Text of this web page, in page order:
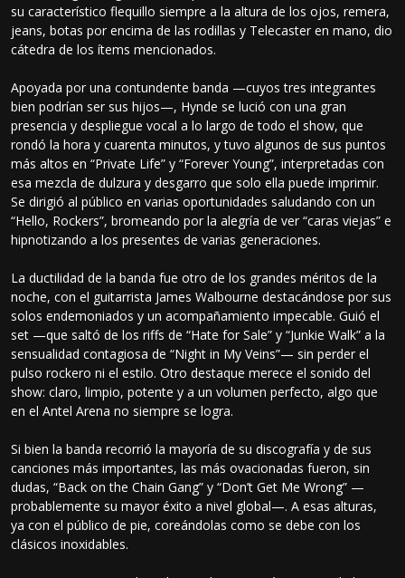
su característico flequillo siempre a la altura de los ojos, remera,
jeans, botas por encima de las rodillas y Telecaster en mano, dio
cátedra de los ítems mencionados.
Apoyada por una contundente banda —cuyos tres integrantes
bien podrían ser sus hijos—, Hynde se lució con una gran
presencia y despliegue vocal a lo largo de todo el show, que
rondó la hora y cuarenta minutos, y tuvo algunos de sus puntos
más altos en “Private Life” y “Forever Young”, interpretadas con
esa mezcla de dulzura y desgarro que solo ella puede imprimir.
Se dirigió al público en varias oportunidades saludando con un
“Hello, Rockers”, bromeando por la alegría de ver “caras viejas” e
hipnotizando a los presentes de varias generaciones.
La ductilidad de la banda fue otro de los grandes méritos de la
noche, con el guitarrista James Walbourne destacándose por sus
solos endemoniados y un acompañamiento impecable. Guió el
set —que saltó de los riffs de “Hate for Sale” y “Junkie Walk” a la
sensualidad contagiosa de “Night in My Veins”— sin perder el
pulso rockero ni el estilo. Otro destaque merece el sonido del
show: claro, limpio, potente y a un volumen perfecto, algo que
en el Antel Arena no siempre se logra.
Si bien la banda recorrió la mayoría de su discografía y de sus
canciones más importantes, las más ovacionadas fueron, sin
dudas, “Back on the Chain Gang” y “Don’t Get Me Wrong” —
probablemente su mayor éxito a nivel global—. A esas alturas,
ya con el público de pie, coreándolas como se debe con los
clásicos inoxidables.